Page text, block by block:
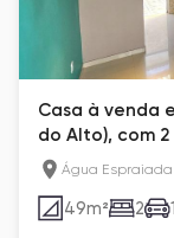
Casa à venda
do Alto), com
Água
49m² 2 1